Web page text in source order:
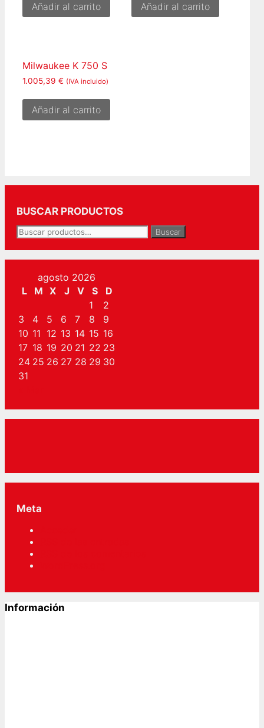
Añadir al carrito Añadir al carrito
Milwaukee K 750 S
1.005,39 € (IVA incluido)
Añadir al carrito
BUSCAR PRODUCTOS
Buscar
por:
Buscar
agosto 2026
L
M X J V S D
1
2
3
4 5 6 7 8
9
10 11 12 13 14 15 16
17 18 19 20 21 22 23
24 25 26 27 28 29 30
31
Meta
Información